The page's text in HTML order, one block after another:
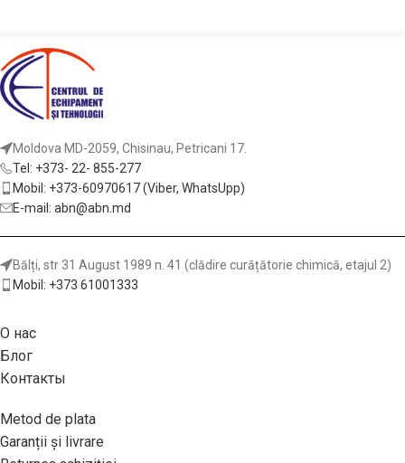
Moldova MD-2059, Chisinau, Petricani 17.
Tel: +373- 22- 855-277
Mobil: +373-60970617 (Viber, WhatsUpp)
E-mail: abn@abn.md
Bălți, str 31 August 1989 n. 41 (clădire curățătorie chimică, etajul 2)
Mobil: +373 61001333
О нас
Блог
Контакты
Metod de plata
Garanții și livrare